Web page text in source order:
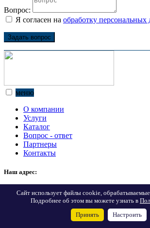
Вопрос:
Я согласен на обработку персональных
Задать вопрос
меню
О компании
Услуги
Каталог
Вопрос - ответ
Партнеры
Контакты
Наш адрес:
г. Екатеринбург, ул. Ткачей, 23, офис 1302
Сайт использует файлы cookie,
Подробнее об этом вы можете узнать в
Принять Настроить